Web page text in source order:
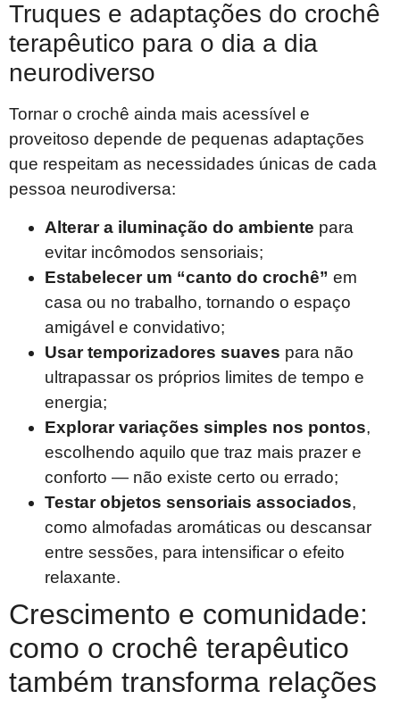
Truques e adaptações do crochê
terapêutico para o dia a dia
neurodiverso
Tornar o crochê ainda mais acessível e
proveitoso depende de pequenas adaptações
que respeitam as necessidades únicas de cada
pessoa neurodiversa:
Alterar a iluminação do ambiente para
evitar incômodos sensoriais;
Estabelecer um “canto do crochê” em
casa ou no trabalho, tornando o espaço
amigável e convidativo;
Usar temporizadores suaves para não
ultrapassar os próprios limites de tempo e
energia;
Explorar variações simples nos pontos,
escolhendo aquilo que traz mais prazer e
conforto — não existe certo ou errado;
Testar objetos sensoriais associados,
como almofadas aromáticas ou descansar
entre sessões, para intensificar o efeito
relaxante.
Crescimento e comunidade:
como o crochê terapêutico
também transforma relações